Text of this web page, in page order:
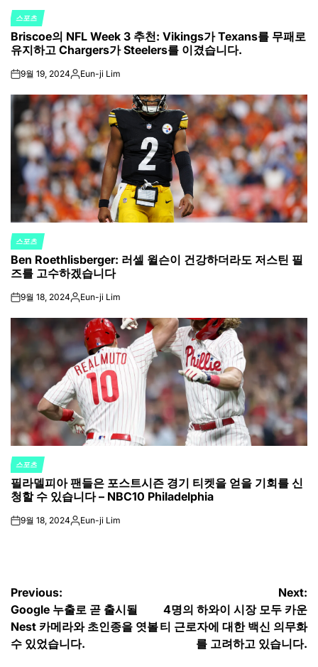
POSTED
IN
스포츠
Briscoe의 NFL Week 3 추천: Vikings가 Texans를 무패로
유지하고 Chargers가 Steelers를 이겼습니다.
on9월 19, 2024Posted
Eun-ji Lim
POSTED
IN
스포츠
Ben Roethlisberger: 러셀 윌슨이 건강하더라도 저스틴 필
즈를 고수하겠습니다
on9월 18, 2024Posted
Eun-ji Lim
POSTED
IN
스포츠
필라델피아 팬들은 포스트시즌 경기 티켓을 얻을 기회를 신
청할 수 있습니다 – NBC10 Philadelphia
on9월 18, 2024Posted
Eun-ji Lim
글
탐
색
Previous:
Google 누출로 곧 출시될
Nest 카메라와 초인종을 엿볼
수 있었습니다.
Next:
4명의 하와이 시장 모두 카운
티 근로자에 ​​대한 백신 의무화
를 고려하고 있습니다.